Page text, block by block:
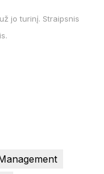
jo turinį. Straipsnis